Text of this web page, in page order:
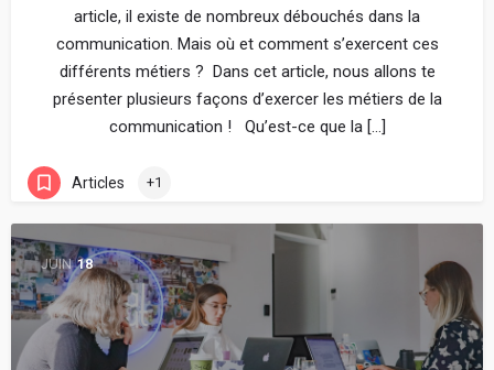
article, il existe de nombreux débouchés dans la
communication. Mais où et comment s’exercent ces
différents métiers ? Dans cet article, nous allons te
présenter plusieurs façons d’exercer les métiers de la
communication ! Qu’est-ce que la […]
Articles +1
JUIN 18